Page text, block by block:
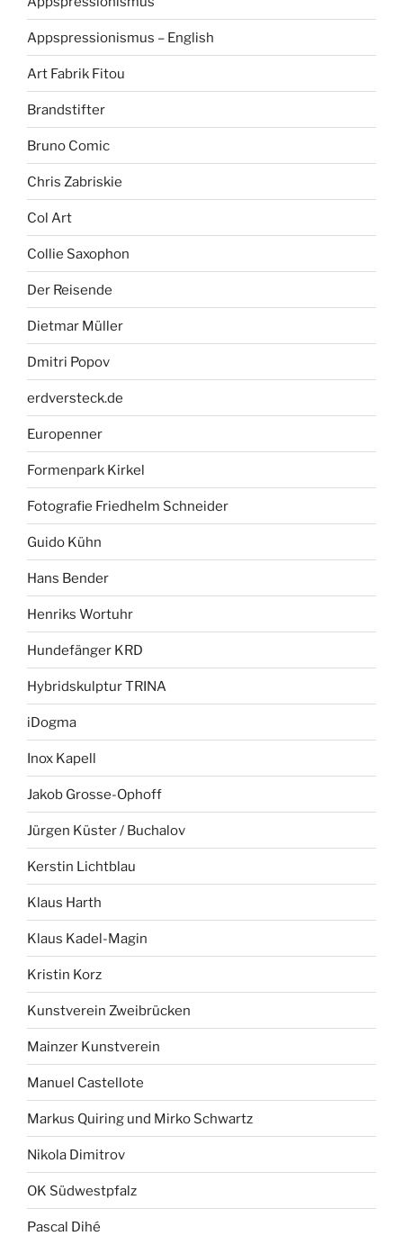
Appspressionismus – English
Art Fabrik Fitou
Brandstifter
Bruno Comic
Chris Zabriskie
Col Art
Collie Saxophon
Der Reisende
Dietmar Müller
Dmitri Popov
erdversteck.de
Europenner
Formenpark Kirkel
Fotografie Friedhelm Schneider
Guido Kühn
Hans Bender
Henriks Wortuhr
Hundefänger KRD
Hybridskulptur TRINA
iDogma
Inox Kapell
Jakob Grosse-Ophoff
Jürgen Küster / Buchalov
Kerstin Lichtblau
Klaus Harth
Klaus Kadel-Magin
Kristin Korz
Kunstverein Zweibrücken
Mainzer Kunstverein
Manuel Castellote
Markus Quiring und Mirko Schwartz
Nikola Dimitrov
OK Südwestpfalz
Pascal Dihé